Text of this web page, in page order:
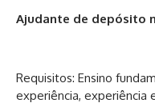
Ajudante de depósito
Requisitos: Ensino
experiência, experiência